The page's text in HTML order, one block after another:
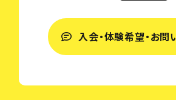
入会・体験希望・お問